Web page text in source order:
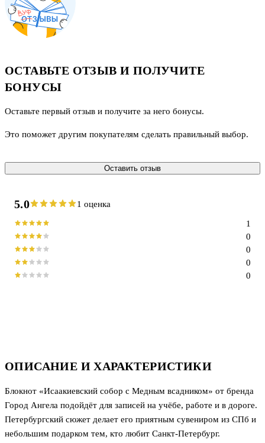
ОПИСАНИЕ И ХАРАКТЕРИСТИКИ
Блокнот «Исаакиевский собор с Медным всадником» от бренда
Город Ангела подойдёт для записей на учёбе, работе и в дороге.
Петербургский сюжет делает его приятным сувениром из СПб и
небольшим подарком тем, кто любит Санкт-Петербург.
ОСТАВЬТЕ ОТЗЫВ И ПОЛУЧИТЕ
БОНУСЫ
Оставьте первый отзыв и получите за него бонусы.
Это поможет другим покупателям сделать правильный выбор.
Оставить отзыв
5.0 1 оценка
0
0
0
0
1